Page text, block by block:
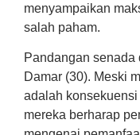
menyampaikan
salah paham.
Pandangan
Damar (30). Meski
adalah
mereka berharap